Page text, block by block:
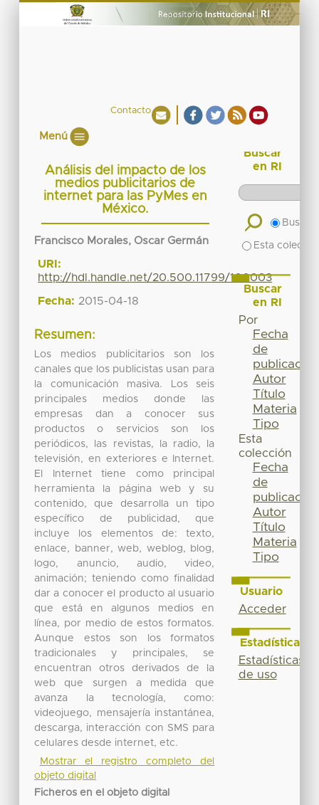
Contacto
Menú
Análisis del impacto de los
medios publicitarios de
internet para las PyMes en
México.
Francisco Morales, Oscar Germán
URI:
http://hdl.handle.net/20.500.11799/100003
Fecha: 2015-04-18
Resumen:
Los medios publicitarios son los
canales que los publicistas usan para
la comunicación masiva. Los seis
principales medios donde las
empresas dan a conocer sus
productos o servicios son los
periódicos, las revistas, la radio, la
televisión, en exteriores e Internet.
El Internet tiene como principal
herramienta la página web y su
contenido, que desarrolla un tipo
específico de publicidad, que
incluye los elementos de: texto,
enlace, banner, web, weblog, blog,
logo, anuncio, audio, video,
animación; teniendo como finalidad
dar a conocer el producto al usuario
que está en algunos medios en
línea, por medio de estos formatos.
Aunque estos son los formatos
tradicionales y principales, se
encuentran otros derivados de la
web que surgen a medida que
avanza la tecnología, como:
videojuego, mensajería instantánea,
descarga, interacción con SMS para
celulares desde internet, etc.
Mostrar el registro completo del
objeto digital
Ficheros en el objeto digital
Buscar
en RI
Buscar
Esta
Buscar
en RI
Por
Fecha
de
publicación
Autor
Título
Materia
Tipo
Esta
colección
Fecha
de
publicación
Autor
Título
Materia
Tipo
Usuario
Acceder
Estadísticas
Estadísticas
de uso